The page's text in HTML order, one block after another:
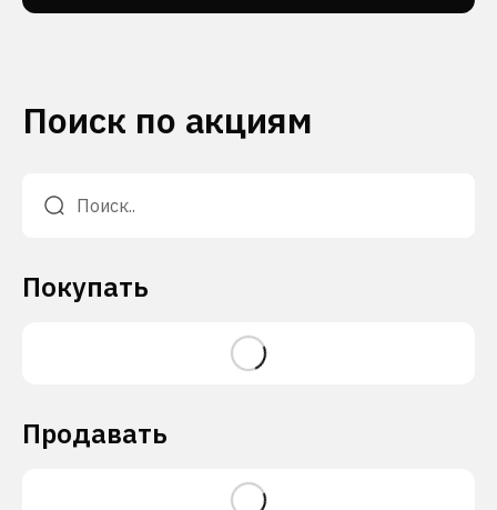
Поиск по акциям
Покупать
Продавать